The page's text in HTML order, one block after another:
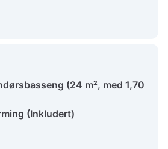
(24 m², med 1,70
(Inkludert)